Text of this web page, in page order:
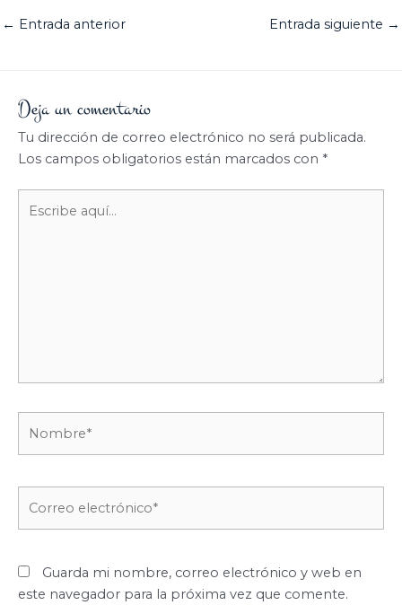
← Entrada anterior Entrada siguiente →
Deja un comentario
Tu dirección de correo electrónico no será publicada.
Los campos obligatorios están marcados con *
aquí...
Guarda mi nombre, correo electrónico y web en
este navegador para la próxima vez que comente.